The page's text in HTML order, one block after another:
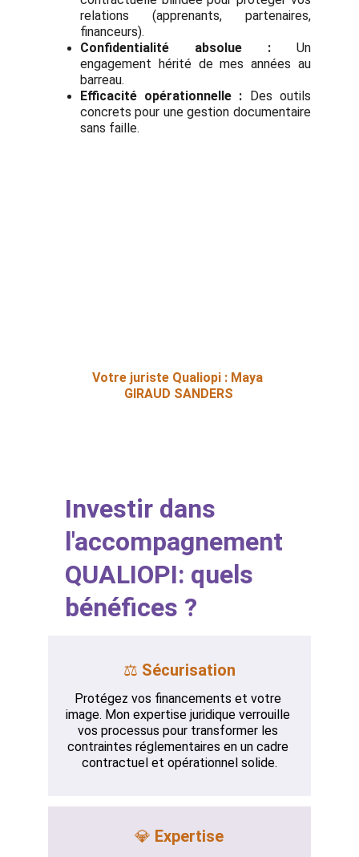
relations (apprenants, partenaires,
financeurs).
Confidentialité absolue :Un
engagement hérité de mes années au
barreau.
Efficacité opérationnelle : Des outils
concrets pour une gestion documentaire
sans faille.
Votre juriste Qualiopi : Maya
GIRAUD SANDERS
Investir dans
l'accompagnement
QUALIOPI: quels
bénéfices ?
💎 Expertise
⚖️ Sécurisation
Protégez vos financements et votre
image. Mon expertise juridique verrouille
vos processus pour transformer les
contraintes réglementaires en un cadre
contractuel et opérationnel solide.